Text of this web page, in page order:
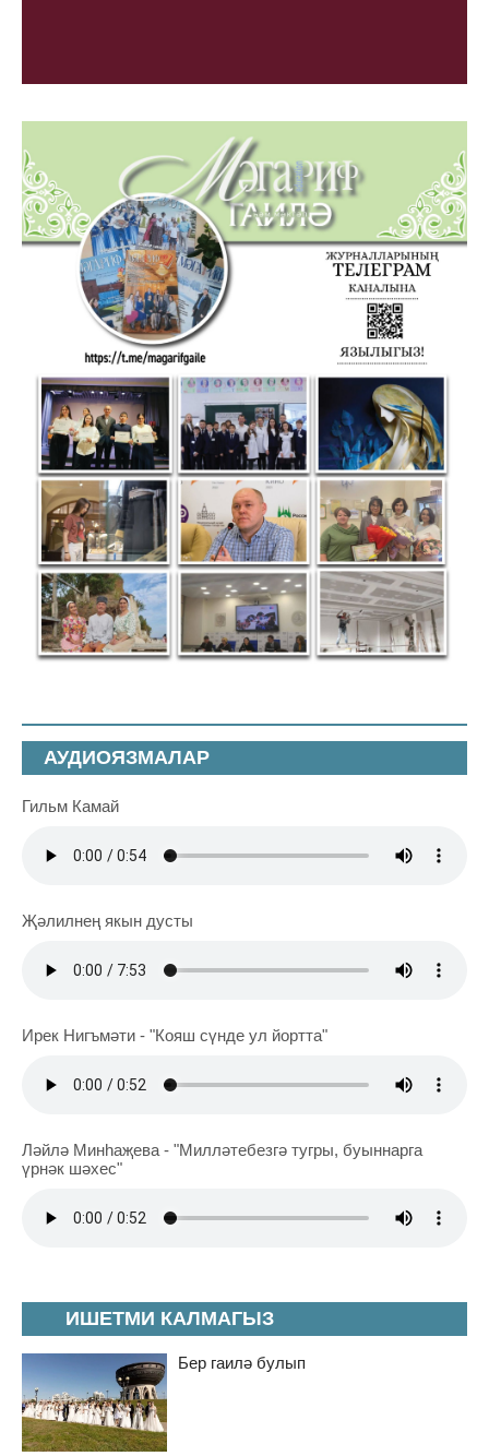
ИШЕТМИ КАЛМАГЫЗ
Бер гаилә булып
АУДИОЯЗМАЛАР
Гильм Камай
Җәлилнең якын дусты
Ирек Нигъмәти - "Кояш сүнде ул йортта"
Ләйлә Минһаҗева - "Милләтебезгә тугры, буыннарга
үрнәк шәхес"